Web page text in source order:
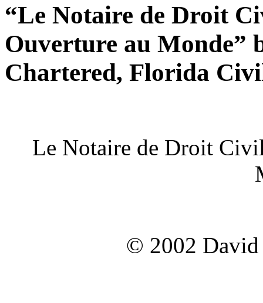
“Le Notaire de Droit
Ouverture au Monde”
Chartered, Florida
Le Notaire de Droit
© 2002 David